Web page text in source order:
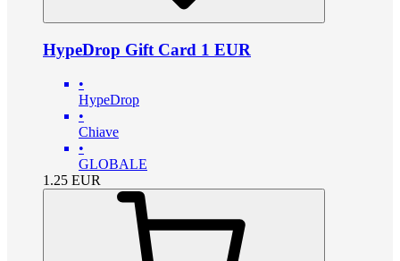
HypeDrop Gift Card 1 EUR
•
HypeDrop
•
Chiave
•
GLOBALE
1.25 EUR